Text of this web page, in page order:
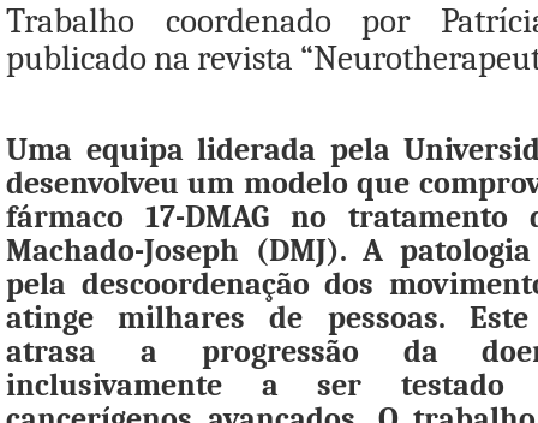
Trabalho coordenado por
publicado na revista
Uma equipa liderada pela
desenvolveu um modelo que
fármaco 17-DMAG no tratamento
Machado-Joseph (DMJ). A
pela descoordenação dos
atinge milhares de pessoas. Este
atrasa a progressão da
inclusivamente a ser testado